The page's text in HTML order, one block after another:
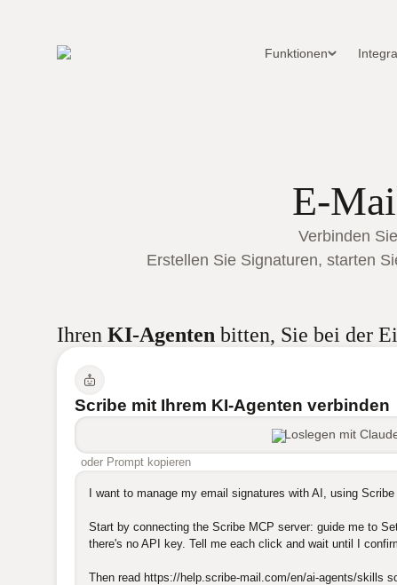
Funktionen
E-
Verbinden
Erstellen Sie Signaturen, starten
Ihren KI-Agenten bitten, Sie bei der
Scribe mit Ihrem KI-Agenten verbinden
Loslegen mit
oder Prompt kopieren
I want to manage my email signatures with AI, using
Start by connecting the Scribe MCP server: guide me to
there's no API key. Tell me each click and wait until I
Then read https://help.scribe-mail.com/en/ai-agents/skills